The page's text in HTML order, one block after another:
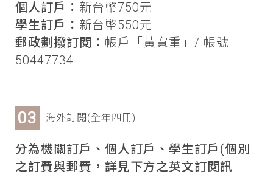
個人訂戶： 新台幣750元
學生訂戶： 新台幣550元
郵政劃撥訂閱： 帳戶「黃寬重」/ 帳號
50447734
海外訂閱(全年四冊)
分為機關訂戶、個人訂戶、學生訂戶(個別
之訂費與郵費，詳見下方之英文訂閱訊